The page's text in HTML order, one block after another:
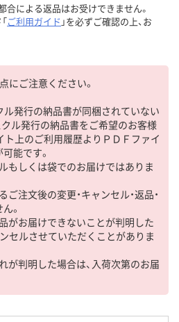
合による返品はお受けできません。
ご利用ガイド 」を必ずご確認の上、お
にご注意ください。
ル発行の納品書が同梱されていない
ル発行の納品書をご希望のお客様
ト上のご利用履歴よりＰＤＦファイ
能です。
もしくは袋でのお届けではありま
ご注文後の変更・キャンセル・返品・
。
がお届けできないことが判明した
セルさせていただくことがありま
が判明した場合は、入荷次第のお届